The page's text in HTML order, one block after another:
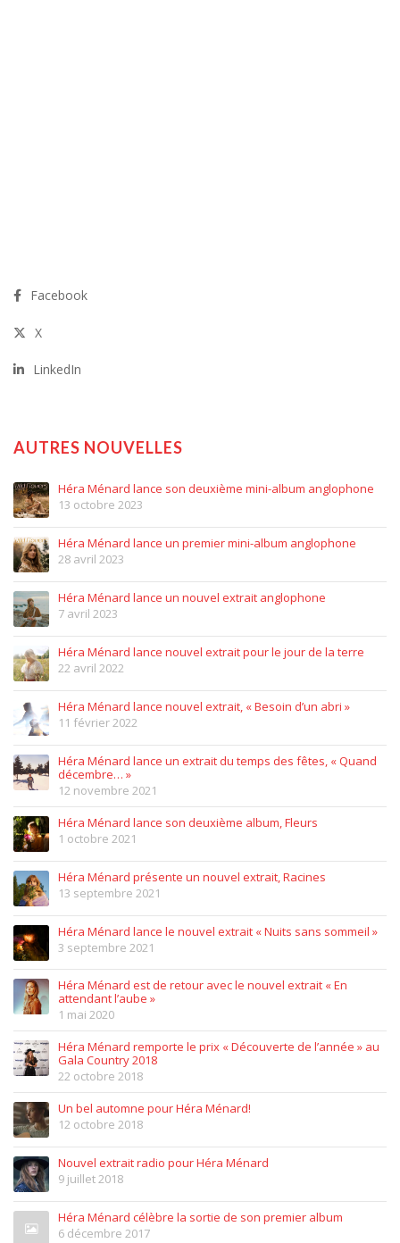
Facebook
X
LinkedIn
AUTRES NOUVELLES
Héra Ménard lance son deuxième mini-album anglophone
13 octobre 2023
Héra Ménard lance un premier mini-album anglophone
28 avril 2023
Héra Ménard lance un nouvel extrait anglophone
7 avril 2023
Héra Ménard lance nouvel extrait pour le jour de la terre
22 avril 2022
Héra Ménard lance nouvel extrait, « Besoin d’un abri »
11 février 2022
Héra Ménard lance un extrait du temps des fêtes, « Quand
décembre… »
12 novembre 2021
Héra Ménard lance son deuxième album, Fleurs
1 octobre 2021
Héra Ménard présente un nouvel extrait, Racines
13 septembre 2021
Héra Ménard lance le nouvel extrait « Nuits sans sommeil »
3 septembre 2021
Héra Ménard est de retour avec le nouvel extrait « En
attendant l’aube »
1 mai 2020
Héra Ménard remporte le prix « Découverte de l’année » au
Gala Country 2018
22 octobre 2018
Un bel automne pour Héra Ménard!
12 octobre 2018
Nouvel extrait radio pour Héra Ménard
9 juillet 2018
Héra Ménard célèbre la sortie de son premier album
6 décembre 2017